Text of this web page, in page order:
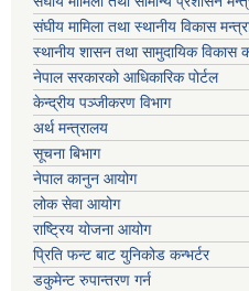
संघीय मामिला तथा स्थानीय विकास
स्थानीय शासन तथा सामुदायिक विकास
नेपाल सरकारको आधिकारिक पोर्टल
केन्द्रीय पञ्जीकरण विभाग
अर्थ मन्त्रालय
सूचना बिभाग
नेपाल कानुन आयोग
लोक सेवा आयोग
राष्ट्रिय योजना आयोग
प्रिति फन्ट बाट युनिकोड कन्भर्टर
डकुमेन्ट रुपान्तरण गर्न